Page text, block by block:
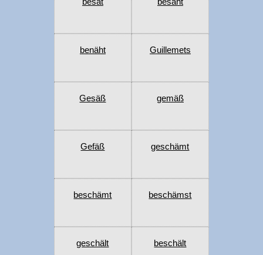
benäht Guillemets
Gesäß gemäß
Gefäß geschämt
beschämt beschämst
geschält beschält